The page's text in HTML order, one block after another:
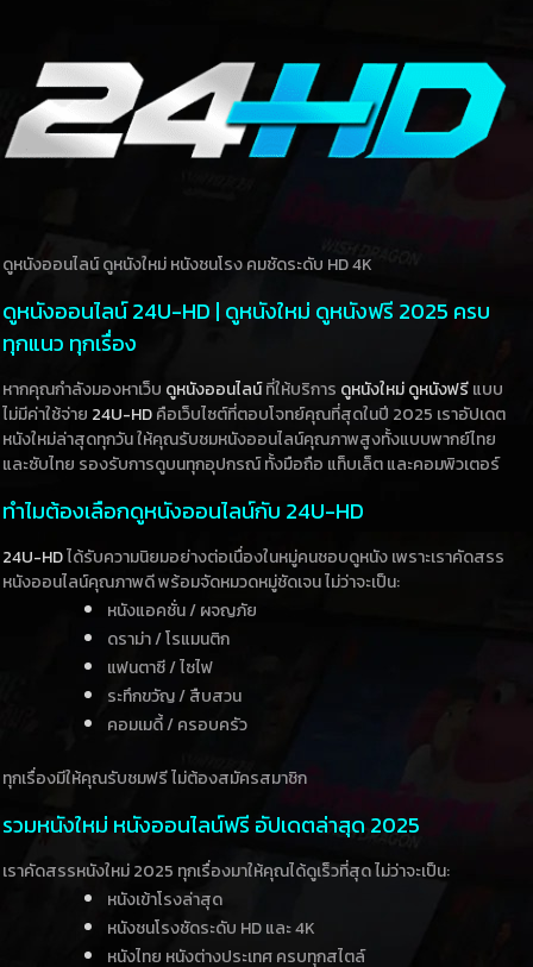
ดูหนังออนไลน์ ดูหนังใหม่ หนังชนโรง คมชัดระดับ HD 4K
ดูหนังออนไลน์ 24U-HD | ดูหนังใหม่ ดูหนังฟรี 2025 ครบ
ทุกแนว ทุกเรื่อง
หากคุณกำลังมองหาเว็บ ดูหนังออนไลน์ที่ให้บริการ ดูหนังใหม่ดูหนังฟรีแบบ
ไม่มีค่าใช้จ่าย 24U-HDคือเว็บไซต์ที่ตอบโจทย์คุณที่สุดในปี 2025 เราอัปเดต
หนังใหม่ล่าสุดทุกวัน ให้คุณรับชมหนังออนไลน์คุณภาพสูงทั้งแบบพากย์ไทย
และซับไทย รองรับการดูบนทุกอุปกรณ์ ทั้งมือถือ แท็บเล็ต และคอมพิวเตอร์
ทำไมต้องเลือกดูหนังออนไลน์กับ 24U-HD
24U-HDได้รับความนิยมอย่างต่อเนื่องในหมู่คนชอบดูหนัง เพราะเราคัดสรร
หนังออนไลน์คุณภาพดี พร้อมจัดหมวดหมู่ชัดเจน ไม่ว่าจะเป็น:
หนังแอคชั่น / ผจญภัย
ดราม่า / โรแมนติก
แฟนตาซี / ไซไฟ
ระทึกขวัญ / สืบสวน
คอมเมดี้ / ครอบครัว
ทุกเรื่องมีให้คุณรับชมฟรี ไม่ต้องสมัครสมาชิก
รวมหนังใหม่ หนังออนไลน์ฟรี อัปเดตล่าสุด 2025
เราคัดสรรหนังใหม่ 2025 ทุกเรื่องมาให้คุณได้ดูเร็วที่สุด ไม่ว่าจะเป็น:
หนังเข้าโรงล่าสุด
หนังชนโรงชัดระดับ HD และ 4K
หนังไทย หนังต่างประเทศ ครบทุกสไตล์